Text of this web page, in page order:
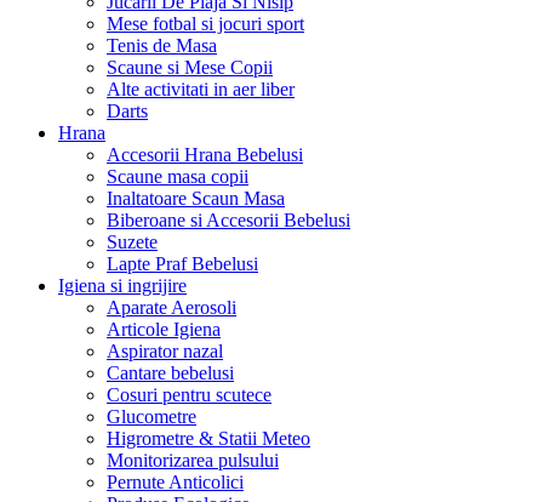
Mese fotbal si jocuri sport
Tenis de Masa
Scaune si Mese Copii
Alte activitati in aer liber
Darts
Hrana
Accesorii Hrana Bebelusi
Scaune masa copii
Inaltatoare Scaun Masa
Biberoane si Accesorii Bebelusi
Suzete
Lapte Praf Bebelusi
Igiena si ingrijire
Aparate Aerosoli
Articole Igiena
Aspirator nazal
Cantare bebelusi
Cosuri pentru scutece
Glucometre
Higrometre & Statii Meteo
Monitorizarea pulsului
Pernute Anticolici